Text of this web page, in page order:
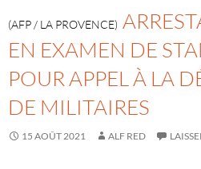
(AFP / LA PROVENCE)
EN EXAMEN DE
POUR APPEL À LA
DE MILITAIRES
15 AOÛT 2021 ALF RED